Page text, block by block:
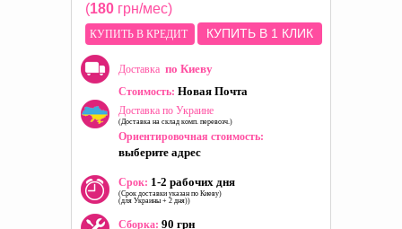
(180 грн/мес)
КУПИТЬ В КРЕДИТ КУПИТЬ В 1 КЛИК
Доставка по Киеву
Стоимость: Новая Почта
Доставка по Украине
(Доставка на склад комп. перевозч.)
Ориентировочная стоимость:
выберите адрес
Срок: 1-2 рабочих дня
(Срок доставки указан по Киеву)
(для Украины + 2 дня))
Сборка: 90 грн